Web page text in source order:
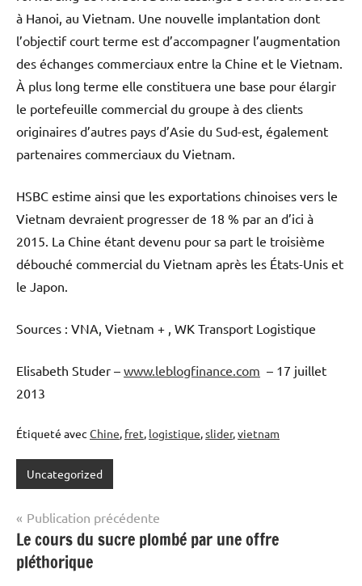
à Hanoi, au Vietnam. Une nouvelle implantation dont
l’objectif court terme est d’accompagner l’augmentation
des échanges commerciaux entre la Chine et le Vietnam.
À plus long terme elle constituera une base pour élargir
le portefeuille commercial du groupe à des clients
originaires d’autres pays d’Asie du Sud-est, également
partenaires commerciaux du Vietnam.
HSBC estime ainsi que les exportations chinoises vers le
Vietnam devraient progresser de 18 % par an d’ici à
2015. La Chine étant devenu pour sa part le troisième
débouché commercial du Vietnam après les États-Unis et
le Japon.
Sources : VNA, Vietnam + , WK Transport Logistique
Elisabeth Studer – www.leblogfinance.com – 17 juillet
2013
Étiqueté avec Chine, fret, logistique,slider,vietnam
Uncategorized
Navigation
de
l’article
Publication précédente
Le cours du sucre plombé par une offre
pléthorique